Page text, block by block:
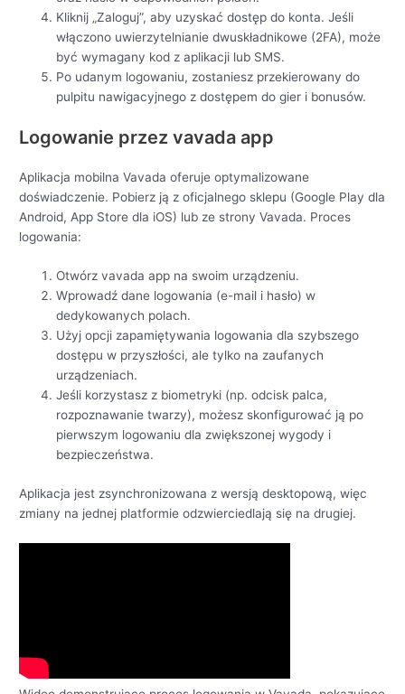
Kliknij „Zaloguj”, aby uzyskać dostęp do konta. Jeśli
włączono uwierzytelnianie dwuskładnikowe (2FA), może
być wymagany kod z aplikacji lub SMS.
Po udanym logowaniu, zostaniesz przekierowany do
pulpitu nawigacyjnego z dostępem do gier i bonusów.
Logowanie przez vavada app
Aplikacja mobilna Vavada oferuje optymalizowane
doświadczenie. Pobierz ją z oficjalnego sklepu (Google Play dla
Android, App Store dla iOS) lub ze strony Vavada. Proces
logowania:
Otwórz vavada app na swoim urządzeniu.
Wprowadź dane logowania (e-mail i hasło) w
dedykowanych polach.
Użyj opcji zapamiętywania logowania dla szybszego
dostępu w przyszłości, ale tylko na zaufanych
urządzeniach.
Jeśli korzystasz z biometryki (np. odcisk palca,
rozpoznawanie twarzy), możesz skonfigurować ją po
pierwszym logowaniu dla zwiększonej wygody i
bezpieczeństwa.
Aplikacja jest zsynchronizowana z wersją desktopową, więc
zmiany na jednej platformie odzwierciedlają się na drugiej.